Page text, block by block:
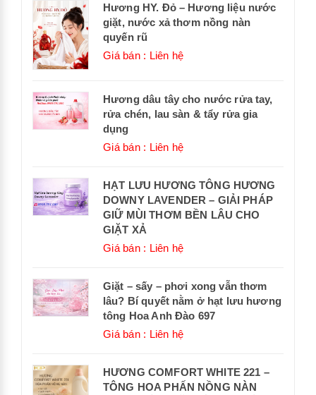
Hương HY. Đỏ – Hương liệu nước
giặt, nước xả thơm nồng nàn
quyến rũ
Giá bán : Liên hệ
Hương dâu tây cho nước rửa tay,
rửa chén, lau sàn & tẩy rửa gia
dụng
Giá bán : Liên hệ
HẠT LƯU HƯƠNG TÔNG HƯƠNG
DOWNY LAVENDER – GIẢI PHÁP
GIỮ MÙI THƠM BỀN LÂU CHO
GIẶT XẢ
Giá bán : Liên hệ
Giặt – sấy – phơi xong vẫn thơm
lâu? Bí quyết nằm ở hạt lưu hương
tông Hoa Anh Đào 697
Giá bán : Liên hệ
HƯƠNG COMFORT WHITE 221 –
TÔNG HOA PHẤN NỒNG NÀN